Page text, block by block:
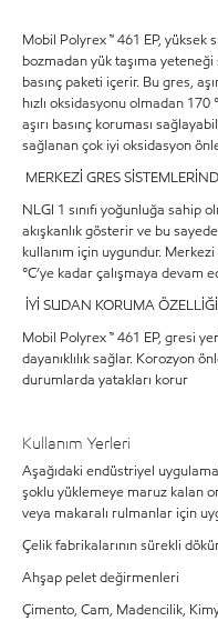
Mobil Polyrex ™ 461 EP, yüksek
bozmadan yük taşıma yeteneği
basınç paketi içerir. Bu gres,
hızlı oksidasyonu olmadan
aşırı basınç koruması
sağlanan çok iyi oksidasyon
MERKEZİ GRES
NLGI 1 sınıfı yoğunluğa sahip
akışkanlık gösterir ve bu
kullanım için uygundur.
°C’ye kadar çalışmaya devam
İYİ SUDAN KORUMA ÖZELLİĞİ
Mobil Polyrex ™ 461 EP, gresi
dayanıklılık sağlar. Korozyon
durumlarda yatakları korur
Kullanım Yerleri
Aşağıdaki endüstriyel
şoklu yüklemeye maruz kalan
veya makaralı rulmanlar için
Çelik fabrikalarının sürekli
Ahşap pelet değirmenleri
Çimento, Cam, Madencilik,